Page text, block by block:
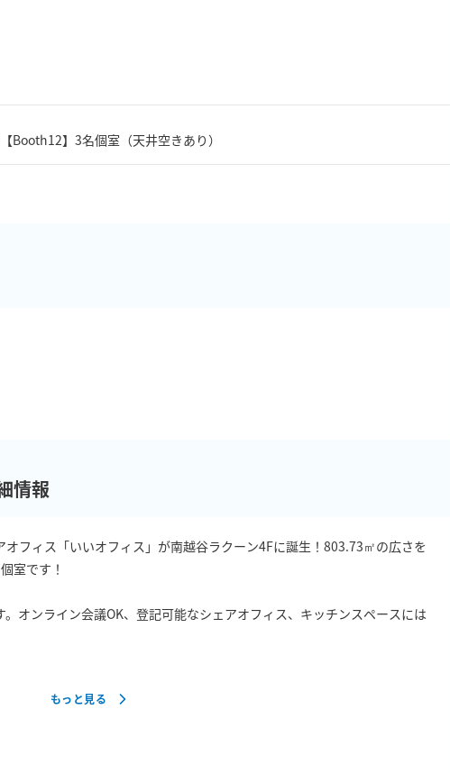
Booth12】3名個室（天井空きあり）
情報
フィス「いいオフィス」が南越谷ラクーン4Fに誕生！803.73㎡の広さを
室です！
オンライン会議OK、登記可能なシェアオフィス、キッチンスペースには
抜けになります。
る場合は、ご利用をお控え下さい。
もっと見る